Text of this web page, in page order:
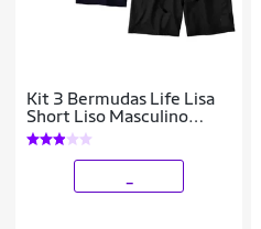
Kit 3 Bermudas Life Lisa
Short Liso Masculino
Básico Mauricinho Tactel